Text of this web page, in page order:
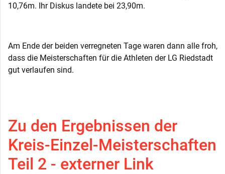
10,76m. Ihr Diskus landete bei 23,90m.
Am Ende der beiden verregneten Tage waren dann alle froh,
dass die Meisterschaften für die Athleten der LG Riedstadt
gut verlaufen sind.
Zu den Ergebnissen der
Kreis-Einzel-Meisterschaften
Teil 2 - externer Link